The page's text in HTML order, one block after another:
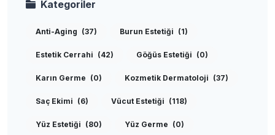
Kategoriler
Anti-Aging (37) Burun Estetiği (1)
Estetik Cerrahi (42) Göğüs Estetiği (0)
Karın Germe (0) Kozmetik Dermatoloji (37)
Saç Ekimi (6) Vücut Estetiği (118)
Yüz Estetiği (80) Yüz Germe (0)